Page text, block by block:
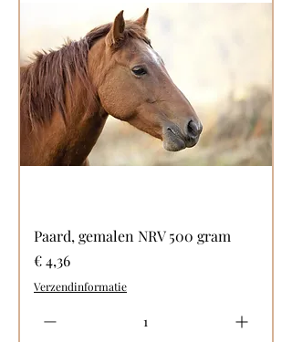
Paard, gemalen NRV 500 gram
Prijs
€ 4,36
Verzendinformatie